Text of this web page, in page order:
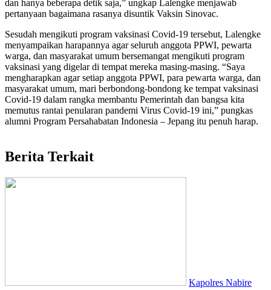
dan hanya beberapa detik saja,” ungkap Lalengke menjawab
pertanyaan bagaimana rasanya disuntik Vaksin Sinovac.
Sesudah mengikuti program vaksinasi Covid-19 tersebut, Lalengke
menyampaikan harapannya agar seluruh anggota PPWI, pewarta
warga, dan masyarakat umum bersemangat mengikuti program
vaksinasi yang digelar di tempat mereka masing-masing. “Saya
mengharapkan agar setiap anggota PPWI, para pewarta warga, dan
masyarakat umum, mari berbondong-bondong ke tempat vaksinasi
Covid-19 dalam rangka membantu Pemerintah dan bangsa kita
memutus rantai penularan pandemi Virus Covid-19 ini,” pungkas
alumni Program Persahabatan Indonesia – Jepang itu penuh harap.
Berita Terkait
Kapolres Nabire